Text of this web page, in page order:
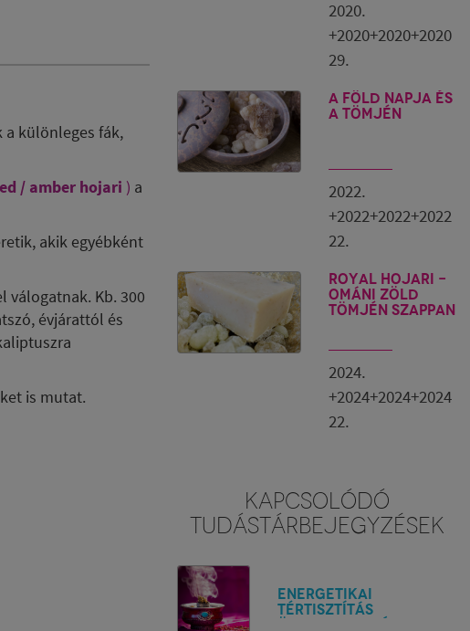
2020.
+2020+2020+2020
29.
A Föld napja és
a tömjén
2022.
+2022+2022+2022
22.
Royal Hojari -
ománi zöld
tömjén szappan
2024.
+2024+2024+2024
22.
KAPCSOLÓDÓ
TUDÁSTÁRBEJEGYZÉSEK
Energetikai
tértisztítás
a különleges fák,
/ amber hojari ) a
akik egyébként
válogatnak. Kb. 300
évjárattól és
is mutat.